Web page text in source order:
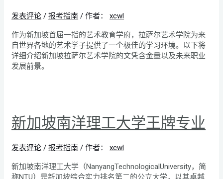
发表评论 /报考指南 / 作者： xcwl
作为新加坡首屈一指的艺术教育学府，拉萨尔艺术学院为来
自世界各地的艺术学子提供了一个极佳的学习环境。以下将
详细介绍新加坡拉萨尔艺术学院的文凭含金量以及未来职业
发展前景。
新加坡南洋理工大学王牌专业
发表评论 /报考指南 / 作者： xcwl
新加坡南洋理工大学（NanyangTechnologicalUniversity，简